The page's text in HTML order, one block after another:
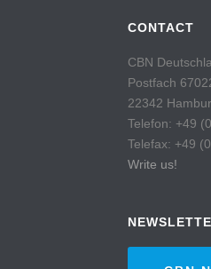
CONTACT
CBN
Postfach
22342
Telefon: +49
Telefax: +49
Write us!